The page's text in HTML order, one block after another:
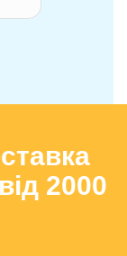
2000